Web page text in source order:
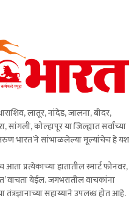
लातूर, नांदेड, जालना, बीदर,
कोल्हापूर या जिल्ह्यात सर्वांच्या
भारत’ने सांभाळलेल्या मूल्यांचेच हे यश
प्रत्येकाच्या हातातील स्मार्ट फोनवर,
वाचता येईल. जगभरातील वाचकांना
सहाय्याने उपलब्ध होत आहे.